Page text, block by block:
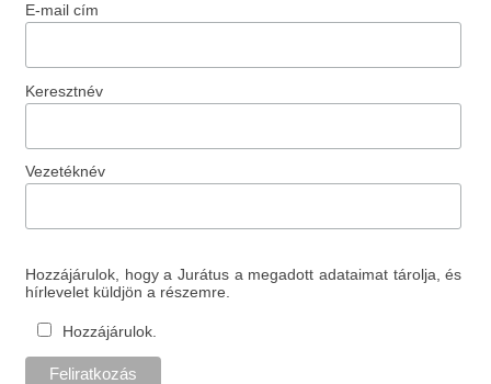
E-mail cím
Keresztnév
Vezetéknév
Hozzájárulok, hogy a Jurátus a megadott adataimat tárolja, és
hírlevelet küldjön a részemre.
Hozzájárulok.